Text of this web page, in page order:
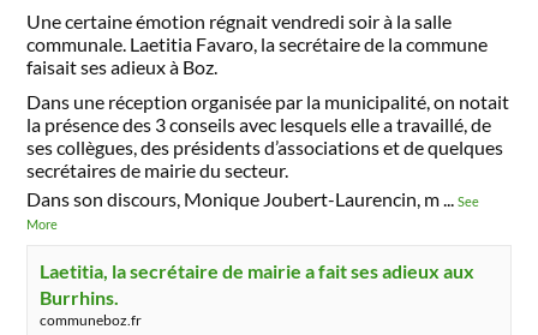
Une certaine émotion régnait vendredi soir à la salle
communale. Laetitia Favaro, la secrétaire de la commune
faisait ses adieux à Boz.
Dans une réception organisée par la municipalité, on notait
la présence des 3 conseils avec lesquels elle a travaillé, de
ses collègues, des présidents d’associations et de quelques
secrétaires de mairie du secteur.
Dans son discours, Monique Joubert-Laurencin, m...See
More
Laetitia, la secrétaire de mairie a fait ses adieux aux
Burrhins.
communeboz.fr